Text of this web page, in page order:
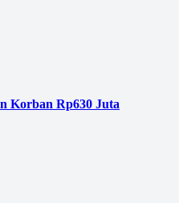
Korban Rp630 Juta